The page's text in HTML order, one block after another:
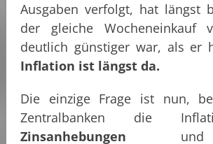
Ausgaben verfolgt, hat längst
der gleiche Wocheneinkauf
deutlich günstiger war, als er
Inflation ist längst da.
Die einzige Frage ist nun,
Zentralbanken die
Zinsanhebungen und